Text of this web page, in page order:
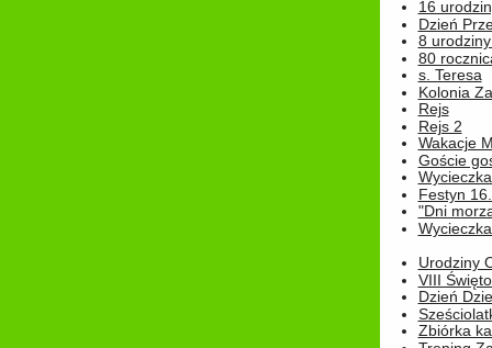
16
Dzień
8
80
s. Teresa
Kolonia
Rejs
Rejs 2
Wakacje
Goście
Festyn
"Dni
Urodziny
VIII
Dzień
Zbiórka